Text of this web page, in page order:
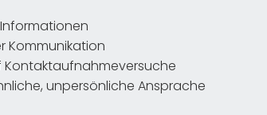
Kommunikation
Kontaktaufnahmeversuche
unpersönliche Ansprache